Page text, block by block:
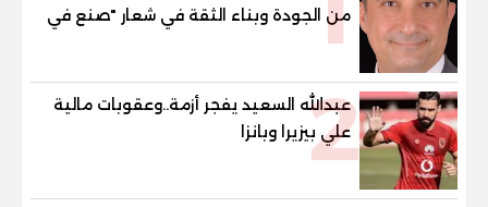
من الجودة وبناء الثقة في شعار "صنع في
مصر"
2
عبدالله السعيد يفجر أزمة..وعقوبات مالية
علي بيزيرا وبانزا